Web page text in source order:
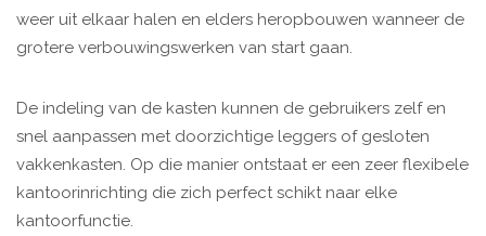
weer uit elkaar halen en elders heropbouwen wanneer de
grotere verbouwingswerken van start gaan.
De indeling van de kasten kunnen de gebruikers zelf en
snel aanpassen met doorzichtige leggers of gesloten
vakkenkasten. Op die manier ontstaat er een zeer flexibele
kantoorinrichting die zich perfect schikt naar elke
kantoorfunctie.